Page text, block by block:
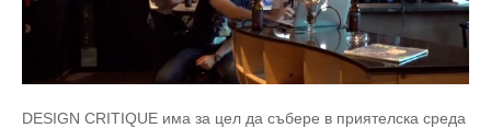
DESIGN CRITIQUE има за цел да събере в приятелска среда